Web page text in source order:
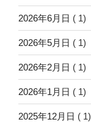
2026年6月日 ( 1)
2026年5月日 ( 1)
2026年2月日 ( 1)
2026年1月日 ( 1)
2025年12月日 ( 1)